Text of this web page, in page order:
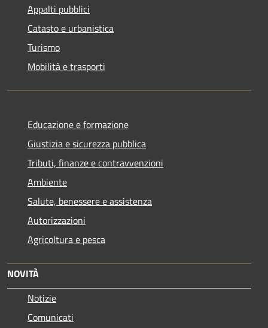
Appalti pubblici
Catasto e urbanistica
Turismo
Mobilità e trasporti
Educazione e formazione
Giustizia e sicurezza pubblica
Tributi, finanze e contravvenzioni
Ambiente
Salute, benessere e assistenza
Autorizzazioni
Agricoltura e pesca
NOVITÀ
Notizie
Comunicati